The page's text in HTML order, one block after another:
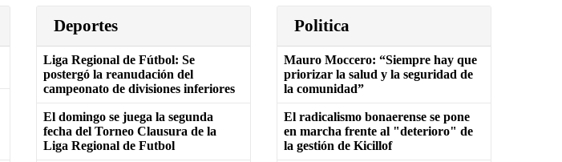
Deportes
Liga Regional de Fútbol: Se
postergó la reanudación del
campeonato de divisiones inferiores
El domingo se juega la segunda
fecha del Torneo Clausura de la
Liga Regional de Futbol
Politica
Mauro Moccero: “Siempre hay que
priorizar la salud y la seguridad de
la comunidad”
El radicalismo bonaerense se pone
en marcha frente al "deterioro" de
la gestión de Kicillof